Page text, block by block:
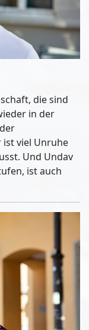
die sind
in der
viel Unruhe
Und Undav
ist auch